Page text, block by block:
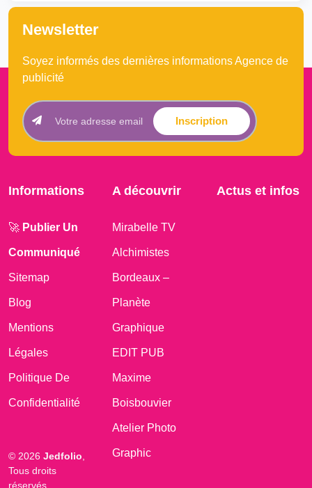
Newsletter
Soyez informés des dernières informations Agence de
publicité
Inscription
Informations
🚀 Publier Un
Communiqué
Sitemap
Blog
Mentions
Légales
Politique De
Confidentialité
© 2026 Jedfolio
Tous droits
réservés
A découvrir
Mirabelle TV
Alchimistes
Bordeaux –
Planète
Graphique
EDIT PUB
Maxime
Boisbouvier
Atelier Photo
Graphic
Actus et infos